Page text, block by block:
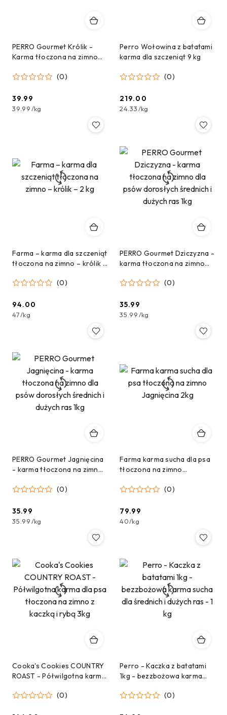
PERRO Gourmet Królik -
Karma tłoczona na zimno
średnich i dużych ras 1kg
(0)
Cena:
39.99
39.99/kg
Perro Wołowina z batatami
karma dla szczeniąt 9 kg
(0)
Cena:
219.00
24.33/kg
Farma – karma dla szczeniąt
tłoczona na zimno – królik –
(0)
Cena:
94.00
47/kg
PERRO Gourmet Dziczyzna -
karma tłoczona na zimno
średnich i dużych ras 1kg
(0)
Cena:
35.99
35.99/kg
PERRO Gourmet Jagnięcina
- karma tłoczona na zimno
średnich i dużych ras 1kg
(0)
Cena:
35.99
35.99/kg
Farma karma sucha dla psa
tłoczona na zimno
(0)
Cena:
79.99
40/kg
Cooka's Cookies COUNTRY
ROAST - Półwilgotna karma
kaczką i rybą 3kg
(0)
Perro - Kaczka z batatami
1kg - bezzbożowa karma
ras - 1 kg
(0)